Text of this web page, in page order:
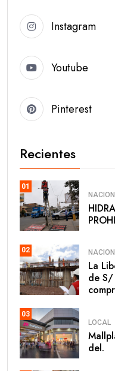
Instagram
Youtube
Pinterest
Recientes
01
02
La
de S/
03
LOCAL
del.